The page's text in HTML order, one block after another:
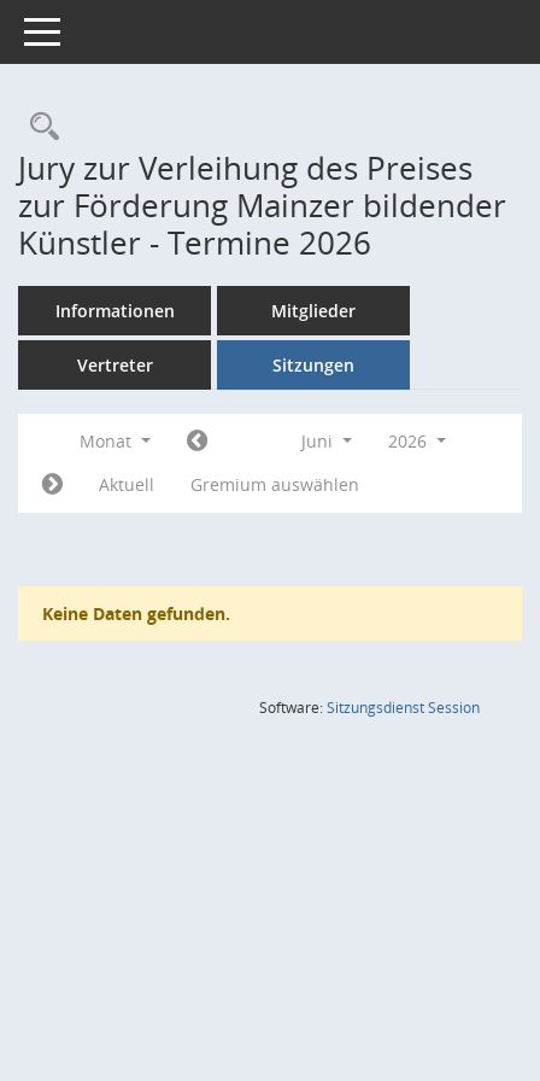
Toggle navigation
Rechercheauswahl
Jury zur Verleihung des Preises
zur Förderung Mainzer bildender
Künstler - Termine 2026
Informationen Mitglieder
Vertreter Sitzungen
Monat Juni
2026
Aktuell
Gremium auswählen
Keine Daten gefunden.
Software:SitzungsdienstSession(Wird in